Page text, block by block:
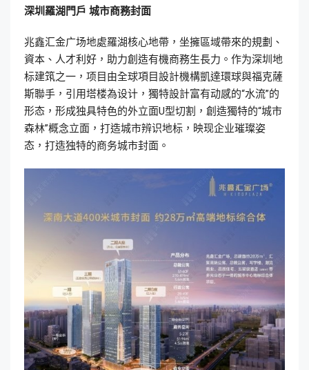
深圳羅湖門戶 城市商務封面
兆鑫汇金广场地處羅湖核心地帶，坐擁區域帶來的規劃、
資本、人才利好，助力創造有機商務生長力。作为深圳地
标建筑之一，项目由全球項目設計機構凱達環球與福克薩
斯聯手，引用塔楼為设计，獨特設計富有动感的“水流”的
形态，形成独具特色的外立面U型切割，創造獨特的“城市
森林”概念立面，打造城市辨识地标，映现企业璀璨姿
态，打造独特的商务城市封面。